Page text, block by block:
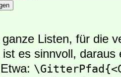
Listen, für die
ist es sinnvoll,